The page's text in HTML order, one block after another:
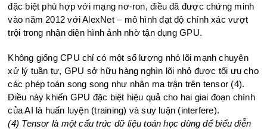
đặc biệt phù hợp với mạng nơ-ron, điều đã được chứng minh
vào năm 2012 với AlexNet – mô hình đạt độ chính xác vượt
trội trong nhận diện hình ảnh nhờ tận dụng GPU.
Không giống CPU chỉ có một số lượng nhỏ lõi mạnh chuyên
xử lý tuần tự, GPU sở hữu hàng nghìn lõi nhỏ được tối ưu cho
các phép toán song song như nhân ma trận trên tensor (4).
Điều này khiến GPU đặc biệt hiệu quả cho hai giai đoạn chính
của AI là huấn luyện (training) và suy luận (interfere).
(4) Tensor là một cấu trúc dữ liệu toán học dùng để biểu diễn